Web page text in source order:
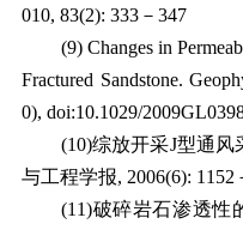
010, 83(2): 333－ 347
(9) Changes in
Fractured Sandstone.
0), doi:10.1029/
(10)综放开采J型通风
与工程学报, 2006(6): 1152
(11)破碎岩石渗透性